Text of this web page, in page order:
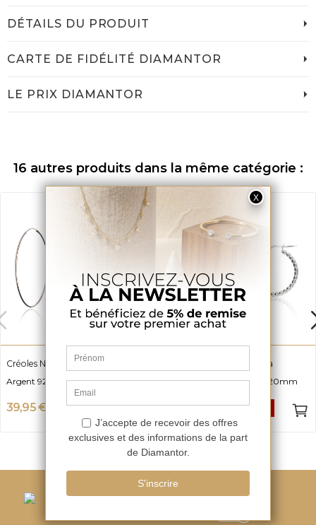
DÉTAILS DU PRODUIT
CARTE DE FIDÉLITÉ DIAMANTOR
LE PRIX DIAMANTOR
16 autres produits dans la même catégorie :
Créoles Noreen
Argent 925, Diamètre 60mm
39,95 € 79,90 € -50%
Créoles Lapidées Odessa
Argent 925 et Diamètre 20mm
24,95 €49,90 € -50%